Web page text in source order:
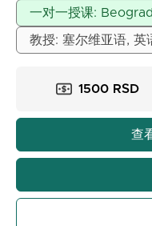
授法语课程，并耐心认
作。我在巴黎的国立大
单、清晰和适合儿童的
✅ 一起阅读和翻译文本
✅ 练习直到一切变得确
✅ 写作文
✅ 为期末考试和书面
我非常熟悉小学和中学
尼卡尔”小学，并根据
一对一授课:
教授: 塞尔维亚语, 英
1500 RSD
查